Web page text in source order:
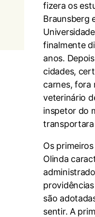
fizera os
Braunsberg
finalmente
anos.
cidades,
carnes, fora
veterinário
inspetor do
transportara
Os
Olinda
são
sentir. A